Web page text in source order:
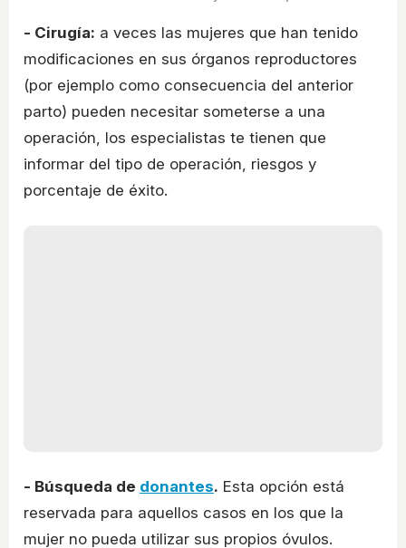
- Cirugía: a veces las mujeres que han tenido
modificaciones en sus órganos reproductores
(por ejemplo como consecuencia del anterior
parto) pueden necesitar someterse a una
operación, los especialistas te tienen que
informar del tipo de operación, riesgos y
porcentaje de éxito.
- Búsqueda de donantes. Esta opción está
reservada para aquellos casos en los que la
mujer no pueda utilizar sus propios óvulos.